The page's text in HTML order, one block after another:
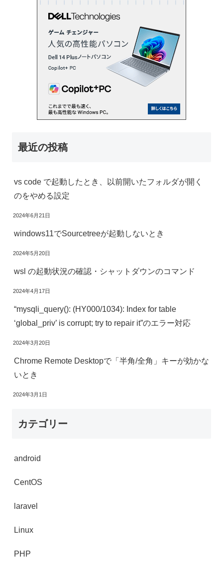
最近の投稿
vs code で起動したとき、以前開いたフォルダが開く
のをやめる設定
2024年6月21日
windows11でSourcetreeが起動しないとき
2024年5月20日
wsl の起動状況の確認・シャットダウンのコマンド
2024年4月17日
“mysqli_query(): (HY000/1034): Index for table
‘global_priv’ is corrupt; try to repair it”のエラー対応
2024年3月20日
Chrome Remote Desktopで「半角/全角」キーが効かな
いとき
2024年3月1日
カテゴリー
android
CentOS
laravel
Linux
PHP